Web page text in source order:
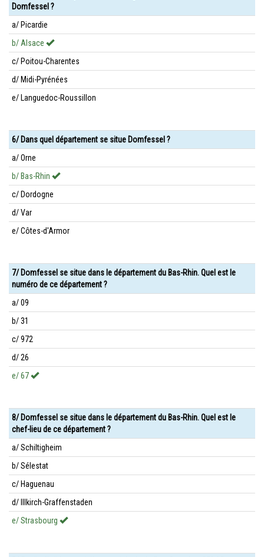
Domfessel ?
a/ Picardie
b/ Alsace
c/ Poitou-Charentes
d/ Midi-Pyrénées
e/ Languedoc-Roussillon
6/ Dans quel département se situe Domfessel ?
a/ Orne
b/ Bas-Rhin
c/ Dordogne
d/ Var
e/ Côtes-d'Armor
7/ Domfessel se situe dans le département du Bas-Rhin. Quel est le
numéro de ce département ?
a/ 09
b/ 31
c/ 972
d/ 26
e/ 67
8/ Domfessel se situe dans le département du Bas-Rhin. Quel est le
chef-lieu de ce département ?
a/ Schiltigheim
b/ Sélestat
c/ Haguenau
d/ Illkirch-Graffenstaden
e/ Strasbourg